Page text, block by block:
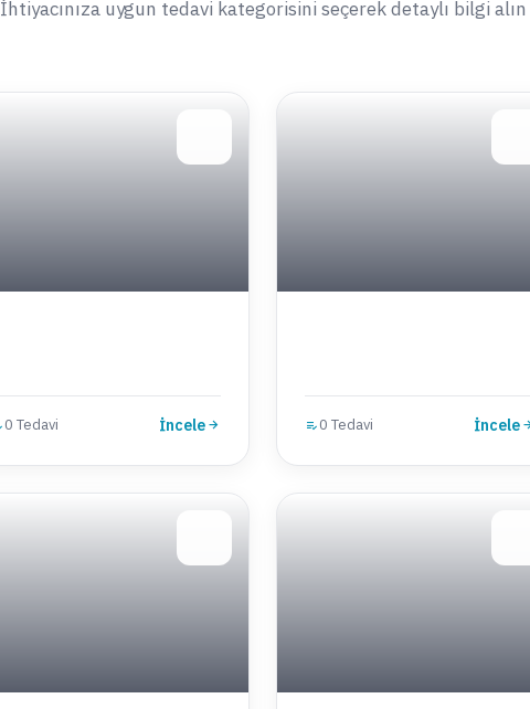
İhtiyacınıza uygun tedavi kategorisini seçerek detaylı bilgi alın
0 Tedavi İncele 0 Tedavi İncele